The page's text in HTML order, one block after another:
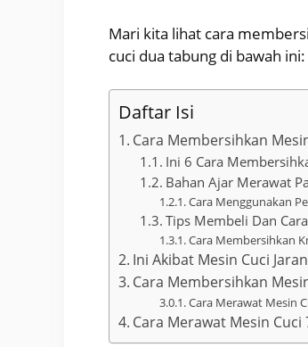
Mari kita lihat cara
cuci dua tabung di bawah ini:
Daftar Isi
Cara Membersihkan
Ini 6 Cara
Bahan Ajar Merawat
Cara Menggunakan
Tips Membeli Dan
Cara Membersihkan
Ini Akibat Mesin Cuci
Cara Membersihkan
Cara Merawat Mesin
Cara Merawat Mesin Cuci